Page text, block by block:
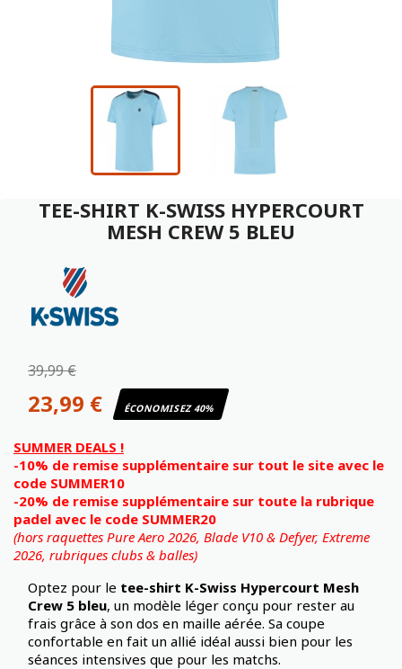
TEE-SHIRT K-SWISS HYPERCOURT
MESH CREW 5 BLEU
39,99 €
23,99 € ÉCONOMISEZ 40%
SUMMER DEALS !
-10% de remise supplémentaire sur tout le site avec le
code SUMMER10
-20% de remise supplémentaire sur toute la rubrique
padel avec le code SUMMER20
(hors raquettes Pure Aero 2026, Blade V10 & Defyer, Extreme
2026, rubriques clubs & balles)
Optez pour le tee-shirt K-Swiss Hypercourt Mesh
Crew 5 bleu, un modèle léger conçu pour rester au
frais grâce à son dos en maille aérée. Sa coupe
confortable en fait un allié idéal aussi bien pour les
séances intensives que pour les matchs.